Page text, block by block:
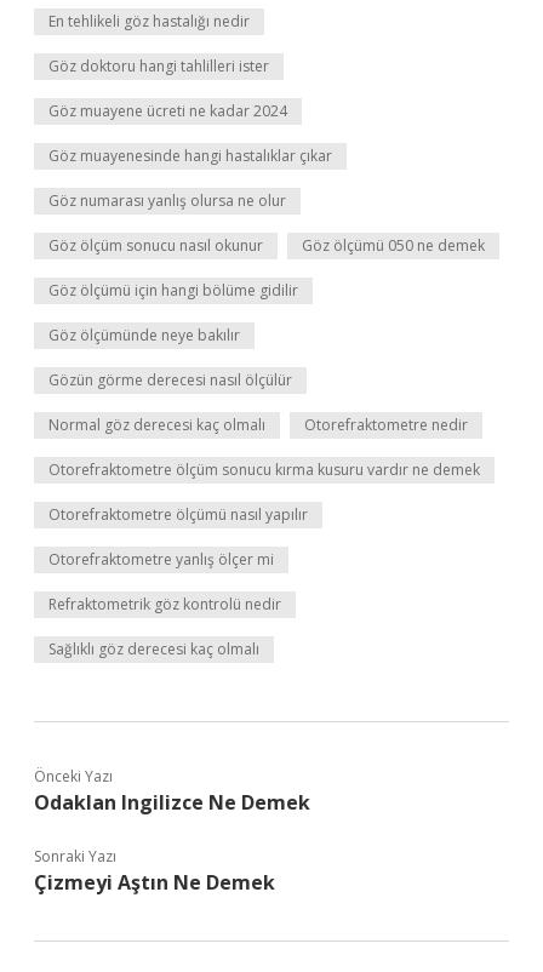
En tehlikeli göz hastalığı nedir
Göz doktoru hangi tahlilleri ister
Göz muayene ücreti ne kadar 2024
Göz muayenesinde hangi hastalıklar çıkar
Göz numarası yanlış olursa ne olur
Göz ölçüm sonucu nasıl okunur Göz ölçümü 050 ne demek
Göz ölçümü için hangi bölüme gidilir
Göz ölçümünde neye bakılır
Gözün görme derecesi nasıl ölçülür
Normal göz derecesi kaç olmalı Otorefraktometre nedir
Otorefraktometre ölçüm sonucu kırma kusuru vardır ne demek
Otorefraktometre ölçümü nasıl yapılır
Otorefraktometre yanlış ölçer mi
Refraktometrik göz kontrolü nedir
Sağlıklı göz derecesi kaç olmalı
Önceki Yazı
Odaklan Ingilizce Ne Demek
Sonraki Yazı
Çizmeyi Aştın Ne Demek